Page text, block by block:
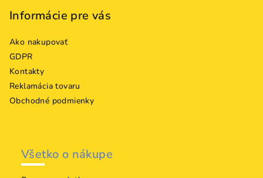
Informácie pre vás
Ako nakupovať
GDPR
Kontakty
Reklamácia tovaru
Obchodné podmienky
Všetko o nákupe